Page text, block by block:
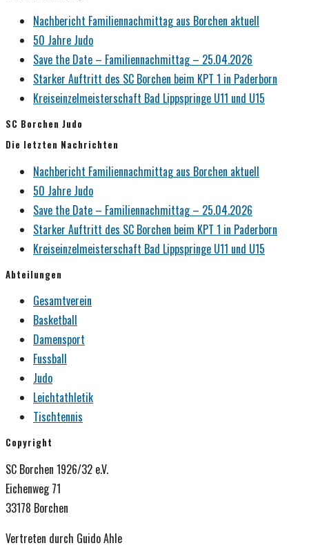
Nachbericht Familiennachmittag aus Borchen aktuell
50 Jahre Judo
Save the Date – Familiennachmittag – 25.04.2026
Starker Auftritt des SC Borchen beim KPT 1 in Paderborn
Kreiseinzelmeisterschaft Bad Lippspringe U11 und U15
SC Borchen Judo
Die letzten Nachrichten
Nachbericht Familiennachmittag aus Borchen aktuell
50 Jahre Judo
Save the Date – Familiennachmittag – 25.04.2026
Starker Auftritt des SC Borchen beim KPT 1 in Paderborn
Kreiseinzelmeisterschaft Bad Lippspringe U11 und U15
Abteilungen
Gesamtverein
Basketball
Damensport
Fussball
Judo
Leichtathletik
Tischtennis
Copyright
SC Borchen 1926/32 e.V.
Eichenweg 71
33178 Borchen
Vertreten durch Guido Ahle